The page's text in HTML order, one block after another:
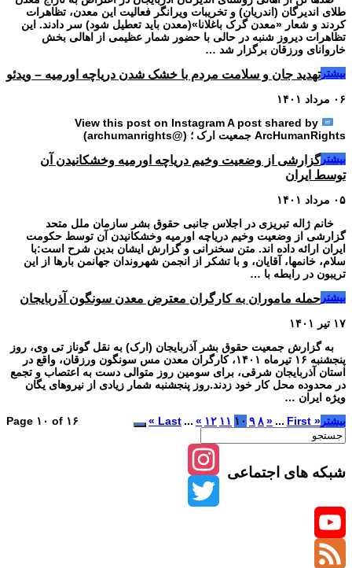
طلای اندیرگان (اندریان) و تخریبات ویرانگر فعالیت این معدن، تظاهرات
کردند و شعار «معدن گرک باغلانا»(معدن باید تعطیل شود) سر دادند. این
تظاهرات دیروز شنبه در حالی با حضور شمار عظیمی از اهالی بخش
خاروانای ورزقان برگزار شد …
بیشترتهدید جان و سلامت مردم با خشک شدن دریاچه اورمیه – ویدئو
۰۶ مرداد ۱۴۰۱
View this post on Instagram A post shared by
ArcHumanRights جمعیت‌ ‌ارک ؛ (@archumanrights)
بیشترگزارشی از وضعیت وخیم دریاچه اورمیه وخشکانیدن آن
توسط ایران
۰۵ مرداد ۱۴۰۱
خانم ژاله تبریزی در اجلاس جانبی حقوق بشر سازمان ملل متحد
گزارشی از وضعیت وخیم دریاچه اورمیه وخشکانیدن آن توسط حکومت
ایران ارائه داده اند. متن سخنرانی و گزارش ایشان بدین شرح است:با
سلام، خانمها، آقایان، و با تشکر از انجمن شهروندان جهانمن بارها از این
تریبون در رابطه با …
بیشتر حمله ماموران به کارگران معترض معدن سونگون آذربایجان
۱۷ تیر ۱۴۰۱
به گزارش جمعیت حقوق بشر آذربایجان (ارک) به نقل گوناز تی وی، روز
پنجشنبه ۱۶ تیرماه ۱۴۰۱، کارگران معدن مس سونگون ورزقان، واقع در
استان آذربایجان شرقی، برای سومین روز متوالی دست به اعتصاب و تجمع
در محدوده محل کار خود زدند.روز پنجشنبه شمار زیادی از نیروهای یگان
ویژه ایران …
بیشتر
Page ۱۰ of ۱۶ « First
...
«۸ ۹ ۱۰ ۱۱ ۱۲ »
...
Last »
شبکه های اجتماعی
Instagram
Twitter
YouTube